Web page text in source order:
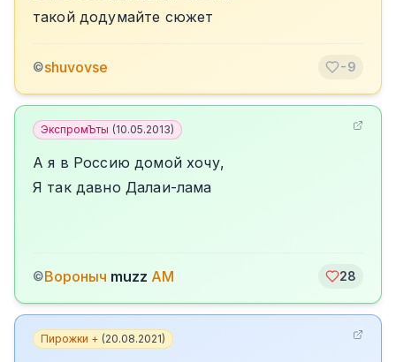
такой додумайте сюжет
©shuvovse -9
ЭкспромЪты (10.05.2013)
А я в Россию домой хочу,
Я так давно Далаи-лама
©Вороныч muzz AM 28
Пирожки + (20.08.2021)